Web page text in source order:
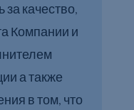
за качество,
Компании и
а также
в том, что